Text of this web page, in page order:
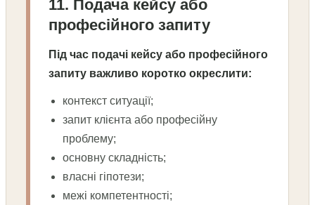
11. Подача кейсу або
професійного запиту
Під час подачі кейсу або професійного
запиту важливо коротко окреслити:
контекст ситуації;
запит клієнта або професійну
проблему;
основну складність;
власні гіпотези;
межі компетентності;